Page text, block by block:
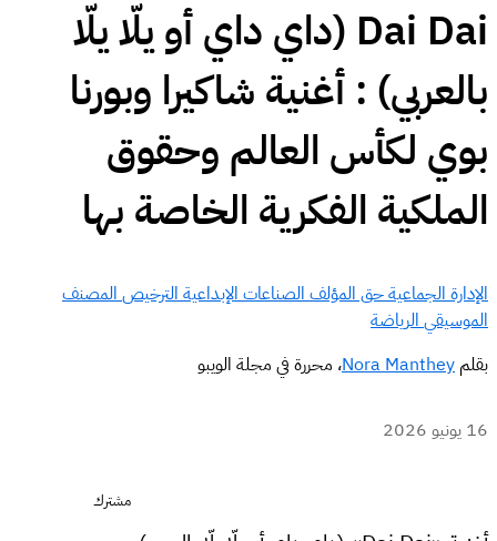
Dai Dai (داي داي أو يلّا يلّا
بالعربي) : أغنية شاكيرا وبورنا
بوي لكأس العالم وحقوق
الملكية الفكرية الخاصة بها
الإدارة الجماعيةحق المؤلفالصناعات الإبداعيةالترخيص المصنف
الموسيقي الرياضة
بقلم Nora Manthey، محررة في مجلة الويبو
16 يونيو 2026
مشترك